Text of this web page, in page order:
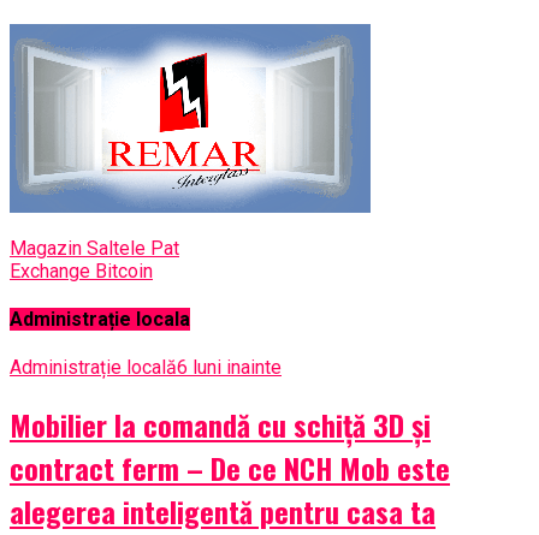
Magazin Saltele Pat
Exchange Bitcoin
Administrație locala
Administrație locală6 luni inainte
Mobilier la comandă cu schiță 3D și
contract ferm – De ce NCH Mob este
alegerea inteligentă pentru casa ta